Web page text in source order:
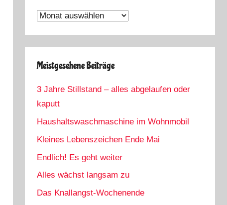
Tagebuch
Meistgesehene Beiträge
3 Jahre Stillstand – alles abgelaufen oder
kaputt
Haushaltswaschmaschine im Wohnmobil
Kleines Lebenszeichen Ende Mai
Endlich! Es geht weiter
Alles wächst langsam zu
Das Knallangst-Wochenende